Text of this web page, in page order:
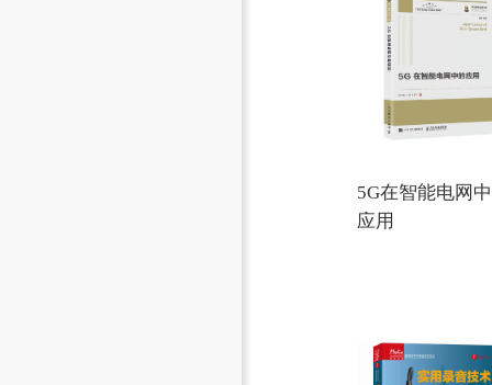
5G在智能电网
应用